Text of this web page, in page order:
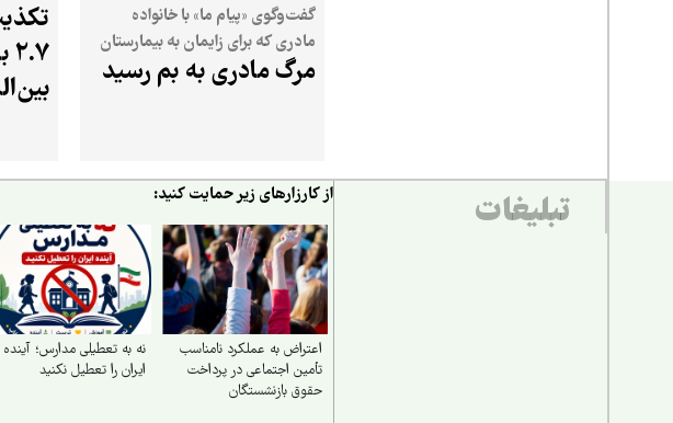
گفت‌وگوی «پیام ما» با خانواده
مادری که برای زایمان به بیمارستان
رفت و زنده نماند
مرگ مادری به بم رسید
تبلیغات از کارزارهای زیر حمایت کنید:
اعتراض به عملکرد نامناسب
تأمین اجتماعی در پرداخت
حقوق بازنشستگان
نه به تعطیلی مدارس؛ آینده
ایران را تعطیل نکنید